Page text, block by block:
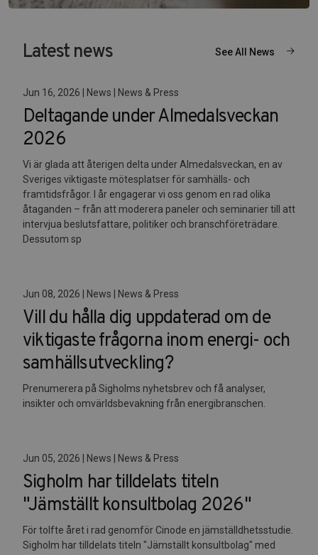
Latest news See All News
Jun 16, 2026 | News | News & Press
Deltagande under Almedalsveckan
2026
Vi är glada att återigen delta under Almedalsveckan, en av
Sveriges viktigaste mötesplatser för samhälls- och
framtidsfrågor. I år engagerar vi oss genom en rad olika
åtaganden – från att moderera paneler och seminarier till att
intervjua beslutsfattare, politiker och branschföreträdare.
Dessutom sp
Jun 08, 2026 | News | News & Press
Vill du hålla dig uppdaterad om de
viktigaste frågorna inom energi- och
samhällsutveckling?
Prenumerera på Sigholms nyhetsbrev och få analyser,
insikter och omvärldsbevakning från energibranschen.
Jun 05, 2026 | News | News & Press
Sigholm har tilldelats titeln
"Jämställt konsultbolag 2026"
För tolfte året i rad genomför Cinode en jämställdhetsstudie.
Sigholm har tilldelats titeln "Jämställt konsultbolag" med